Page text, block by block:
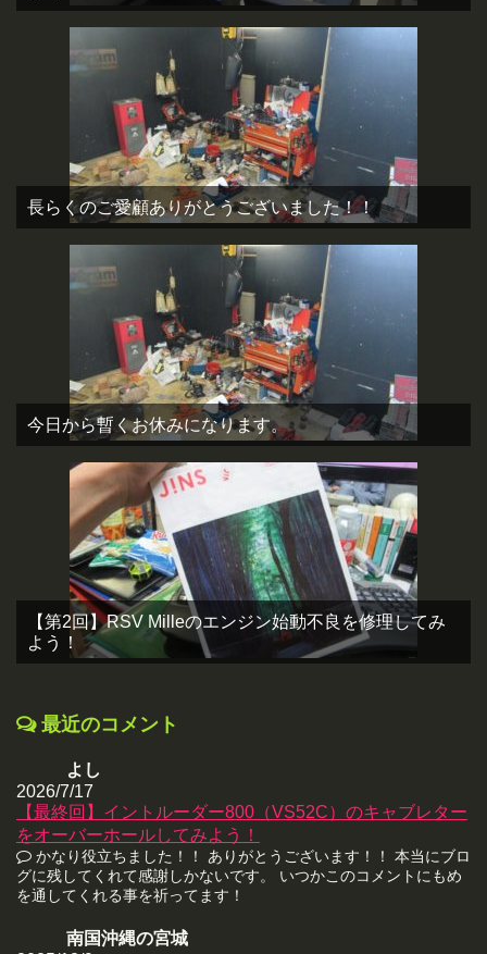
長らくのご愛顧ありがとうございました！！
今日から暫くお休みになります。
【第2回】RSV Milleのエンジン始動不良を修理してみ
よう！
最近のコメント
よし
2026/7/17
【最終回】イントルーダー800（VS52C）のキャブレター
をオーバーホールしてみよう！
かなり役立ちました！！ ありがとうございます！！ 本当にブロ
グに残してくれて感謝しかないです。 いつかこのコメントにもめ
を通してくれる事を祈ってます！
南国沖縄の宮城